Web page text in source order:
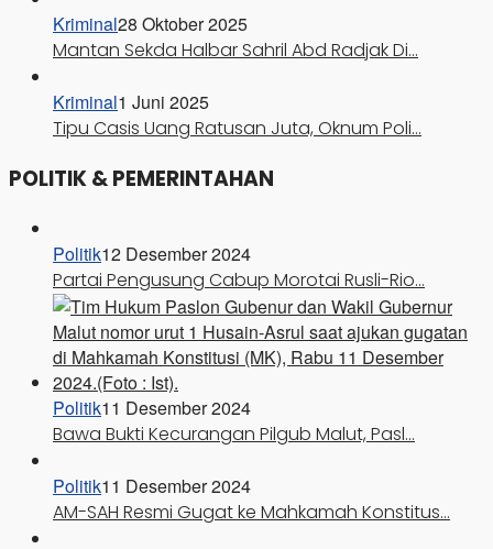
Kriminal28 Oktober 2025
Mantan Sekda Halbar Sahril Abd Radjak Di…
Kriminal1 Juni 2025
Tipu Casis Uang Ratusan Juta, Oknum Poli…
POLITIK & PEMERINTAHAN
Politik12 Desember 2024
Partai Pengusung Cabup Morotai Rusli-Rio…
Politik11 Desember 2024
Bawa Bukti Kecurangan Pilgub Malut, Pasl…
Politik11 Desember 2024
AM-SAH Resmi Gugat ke Mahkamah Konstitus…